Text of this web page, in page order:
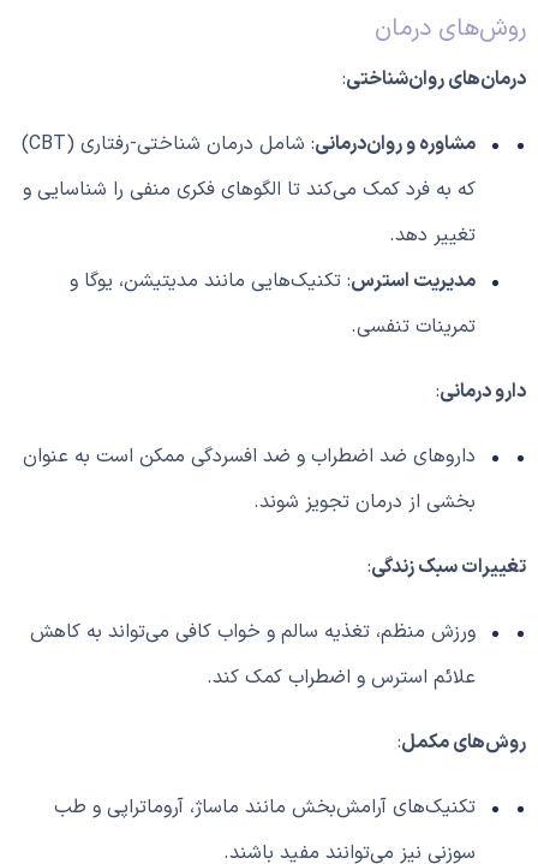
روش‌های درمان
درمان‌های روان‌شناختی:
مشاوره و روان‌درمانی
: شامل درمان شناختی-رفتاری (CBT)
که به فرد کمک می‌کند تا الگوهای فکری منفی را شناسایی و
تغییر دهد.
مدیریت استرس: تکنیک‌هایی مانند مدیتیشن، یوگا و
تمرینات تنفسی.
دارو درمانی:
داروهای ضد اضطراب و ضد افسردگی ممکن است به عنوان
بخشی از درمان تجویز شوند.
تغییرات سبک زندگی:
ورزش منظم، تغذیه سالم و خواب کافی می‌تواند به کاهش
علائم استرس و اضطراب کمک کند.
روش‌های مکمل:
تکنیک‌های آرامش‌بخش مانند ماساژ، آروماتراپی و طب
سوزنی نیز می‌توانند مفید باشند.